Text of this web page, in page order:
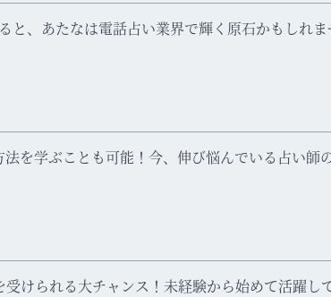
と、あたなは電話占い業界で輝く原石かもしれ
を学ぶことも可能！今、伸び悩んでいる占い師
けられる大チャンス！未経験から始めて活躍し